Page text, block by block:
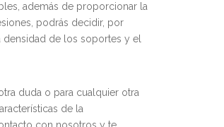
además de proporcionar la
podrás decidir, por
densidad de los soportes y el
duda o para cualquier otra
de la